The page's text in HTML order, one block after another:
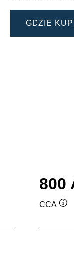
GDZIE
800
CCA